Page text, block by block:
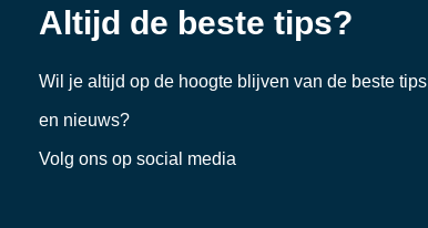
Altijd de beste tips?
Wil je altijd op de hoogte blijven van de beste tips
en nieuws?
Volg ons op social media